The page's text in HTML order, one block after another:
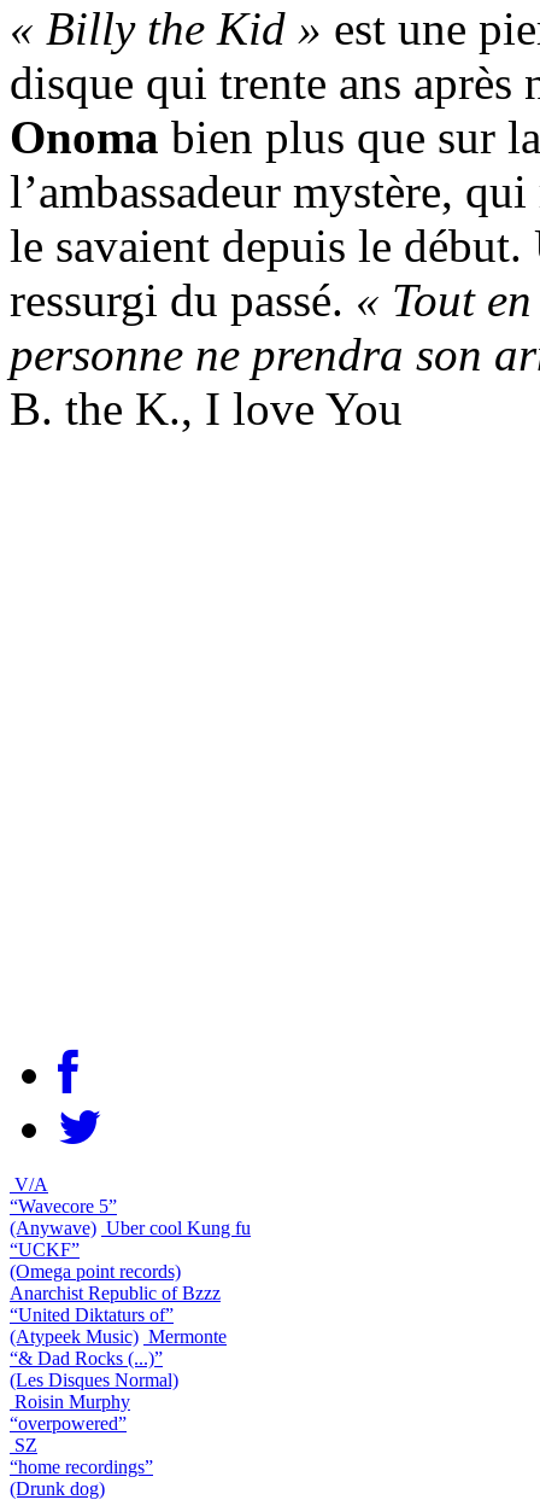
« Billy the Kid » est une
disque qui trente ans après
Onoma bien plus que sur
l’ambassadeur mystère,
le savaient depuis le
ressurgi du passé. « Tout
personne ne prendra son
B. the K., I love You
V/A
“Wavecore 5”
(Anywave) Uber cool Kung fu
“UCKF”
(Omega point records)
Anarchist Republic of Bzzz
“United Diktaturs of”
(Atypeek Music) Mermonte
“& Dad Rocks (...)”
(Les Disques Normal)
Roisin Murphy
“overpowered”
SZ
“home recordings”
(Drunk dog)